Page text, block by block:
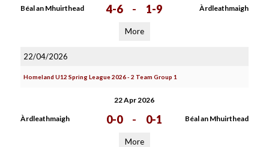
Béal an Mhuirthead 4-6 - 1-9 Àrdleathmaigh
More
22/04/2026
Homeland U12 Spring League 2026 - 2 Team Group 1
22 Apr 2026
Àrdleathmaigh 0-0 - 0-1 Béal an Mhuirthead
More